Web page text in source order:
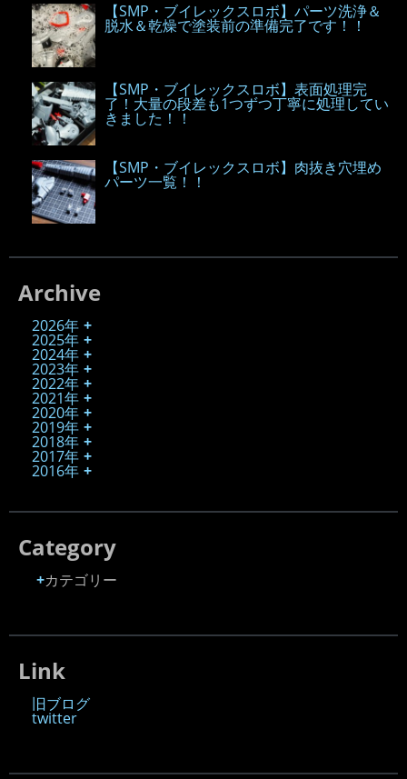
【SMP・ブイレックスロボ】パーツ洗浄＆
脱水＆乾燥で塗装前の準備完了です！！
【SMP・ブイレックスロボ】表面処理完
了！大量の段差も1つずつ丁寧に処理してい
きました！！
【SMP・ブイレックスロボ】肉抜き穴埋め
パーツ一覧！！
Archive
2026年
2025年
2024年
2023年
2022年
2021年
2020年
2019年
2018年
2017年
2016年
Category
カテゴリー
Link
旧ブログ
twitter